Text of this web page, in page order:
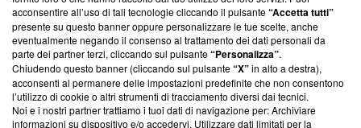
parte; Trust Project non ha ancora effettuato una verifica di
conformità agli standard.
Su di noi
Team editoriale
Corporate
acconsentire all’uso di tali tecnologie cliccando il pulsante“Accetta tutti”
presente su questo banner oppure personalizzare le tue scelte, anche
eventualmente negando il consenso al trattamento dei dati personali da
parte dei partner terzi, cliccando sul pulsante“Personalizza”.
Chiudendo questo banner (cliccando sul pulsante“X”in alto a destra),
acconsenti al permanere delle impostazioni predefinite che non consentono
l’utilizzo di cookie o altri strumenti di tracciamento diversi dai tecnici.
Noi e i nostri partner trattiamo i tuoi dati di navigazione per: Archiviare
informazioni su dispositivo e/o accedervi. Utilizzare dati limitati per la